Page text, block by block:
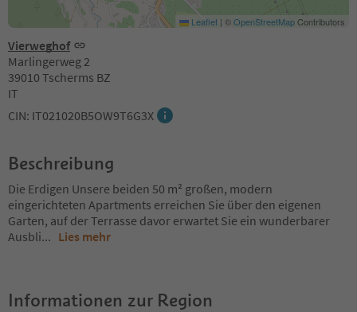
Vierweghof
Marlingerweg 2
39010 Tscherms BZ
IT
CIN: IT021020B5OW9T6G3X
Leaflet | ©OpenStreetMapContributors
Beschreibung
Die Erdigen Unsere beiden 50 m² großen, modern
eingerichteten Apartments erreichen Sie über den eigenen
Garten, auf der Terrasse davor erwartet Sie ein wunderbarer
Ausbli... Lies mehr
Informationen zur Region